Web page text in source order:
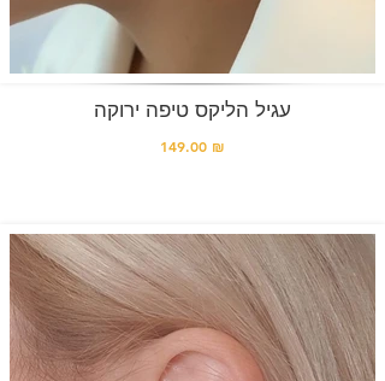
עגיל הליקס טיפה ירוקה
149.00 ₪